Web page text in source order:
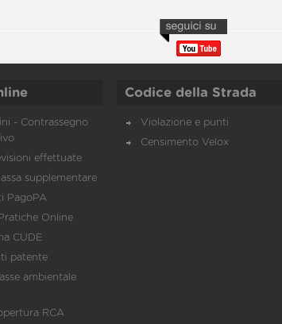
- Contrassegno
effettuate
supplementare
PagoPA
Online
CUDE
patente
ambientale
RCA
Codice della Strada
Violazione e punti
Censimento Velox